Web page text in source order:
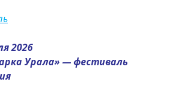
2026
Урала» — фестиваль